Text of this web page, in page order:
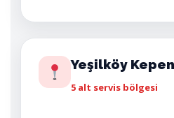
Yeşilköy
5 alt servis bölgesi